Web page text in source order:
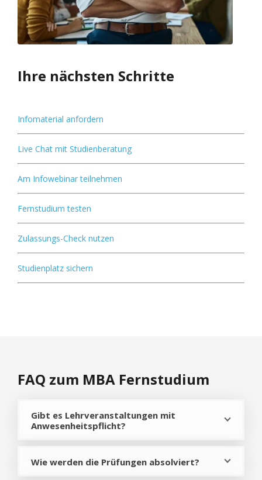
Ihre nächsten Schritte
Infomaterial anfordern
Live Chat mit Studienberatung
Am Infowebinar teilnehmen
Fernstudium testen
Zulassungs-Check nutzen
Studienplatz sichern
FAQ zum MBA Fernstudium
Gibt es Lehrveranstaltungen mit
Anwesenheitspflicht?
Wie werden die Prüfungen absolviert?